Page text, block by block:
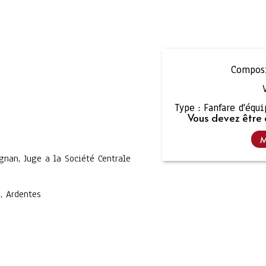
Juge a la Société Centrale
Ardentes
Type : Fanfare
Vous devez